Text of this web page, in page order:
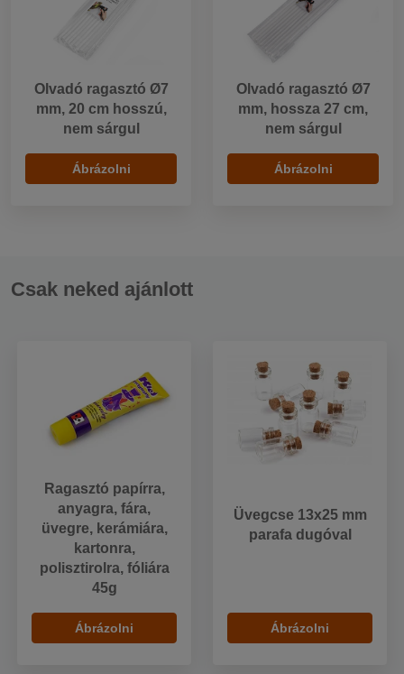
Olvadó ragasztó Ø7
mm, 20 cm hosszú,
nem sárgul
Ábrázolni
Olvadó ragasztó Ø7
mm, hossza 27 cm,
nem sárgul
Ábrázolni
Csak neked ajánlott
Ragasztó papírra,
anyagra, fára,
üvegre, kerámiára,
kartonra,
polisztirolra, fóliára
45g
Ábrázolni
Üvegcse 13x25 mm
parafa dugóval
Ábrázolni